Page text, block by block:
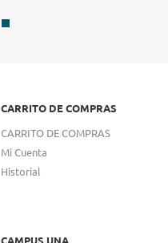
CARRITO DE COMPRAS
CARRITO DE COMPRAS
Mi Cuenta
Historial
CAMPUS UNA